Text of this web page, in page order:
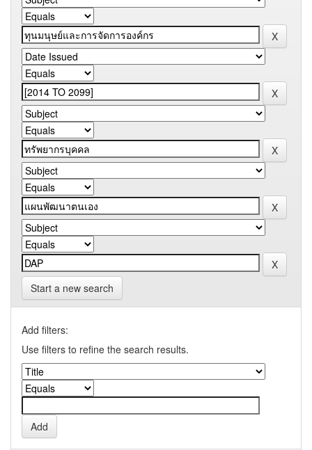
Start a new search
Add filters:
Use filters to refine the search results.